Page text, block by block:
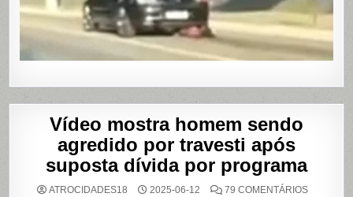
SHOWS
SÃO
PAULO
Vídeo mostra homem sendo
agredido por travesti após
suposta dívida por programa
ATROCIDADES18 2025-06-12 79 COMENTÁRIOSEM